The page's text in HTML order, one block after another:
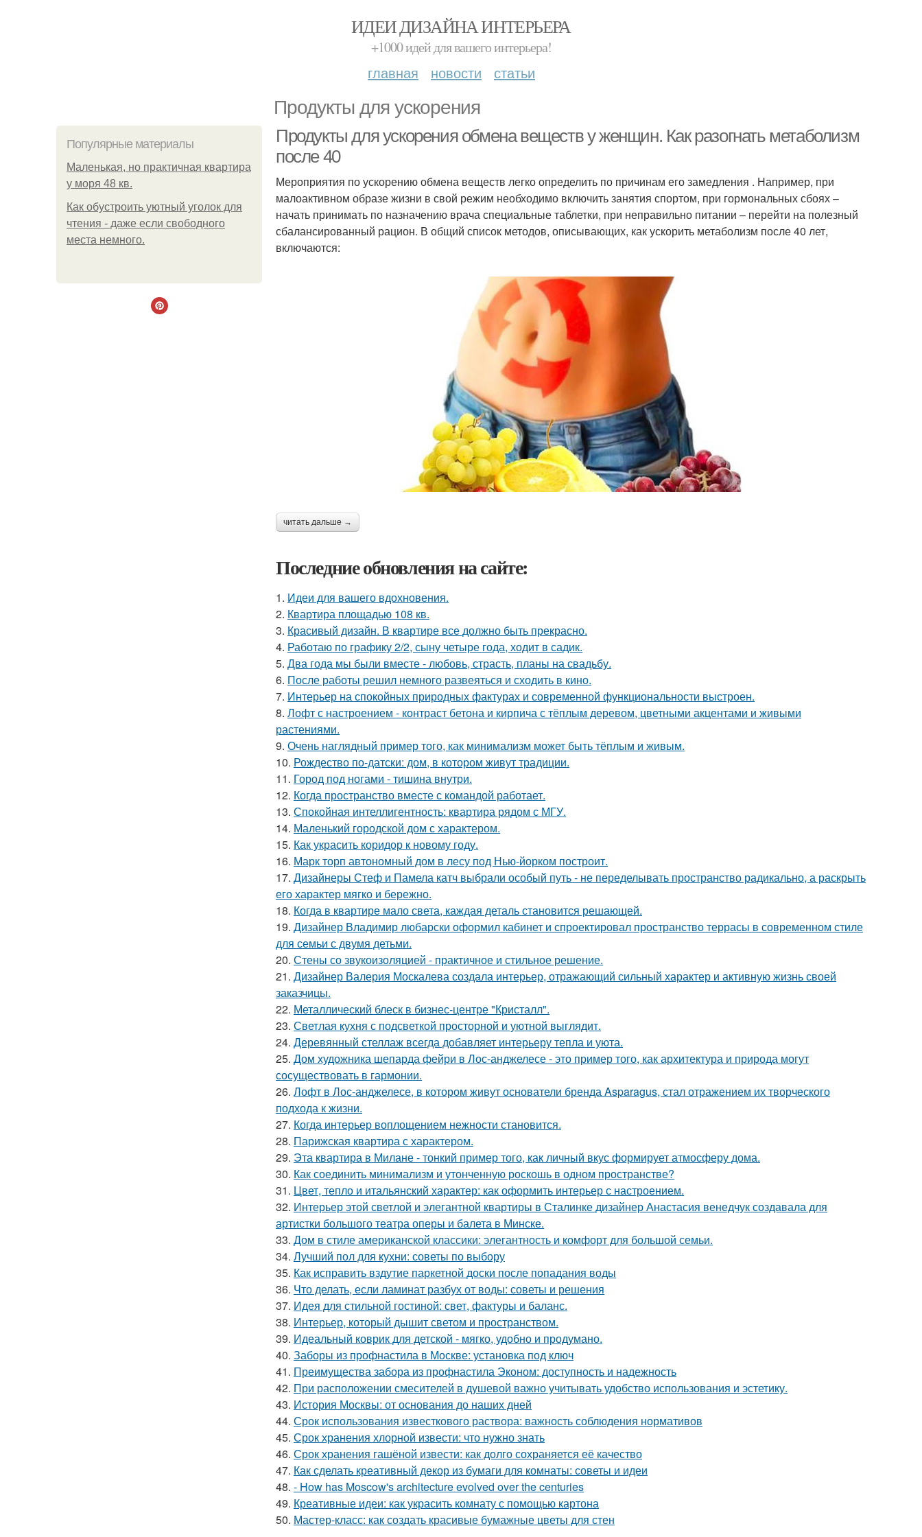
ИДЕИ ДИЗАЙНА ИНТЕРЬЕРА
+1000 идей для вашего интерьера!
главная новости статьи
Продукты для ускорения
Популярные материалы
Маленькая, но практичная квартира
у моря 48 кв.
Как обустроить уютный уголок для
чтения - даже если свободного
места немного.
Продукты для ускорения обмена веществ у женщин. Как разогнать метаболизм
после 40
Мероприятия по ускорению обмена веществ легко определить по причинам его замедления . Например, при
малоактивном образе жизни в свой режим необходимо включить занятия спортом, при гормональных сбоях –
начать принимать по назначению врача специальные таблетки, при неправильно питании – перейти на полезный
сбалансированный рацион. В общий список методов, описывающих, как ускорить метаболизм после 40 лет,
включаются:
читать дальше →
Последние обновления на сайте:
1. Идеи для вашего вдохновения.
2. Квартира площадью 108 кв.
3. Красивый дизайн. В квартире все должно быть прекрасно.
4. Работаю по графику 2/2, сыну четыре года, ходит в садик.
5. Два года мы были вместе - любовь, страсть, планы на свадьбу.
6. После работы решил немного развеяться и сходить в кино.
7. Интерьер на спокойных природных фактурах и современной функциональности выстроен.
8. Лофт с настроением - контраст бетона и кирпича с тёплым деревом, цветными акцентами и живыми
растениями.
9. Очень наглядный пример того, как минимализм может быть тёплым и живым.
10. Рождество по-датски: дом, в котором живут традиции.
11. Город под ногами - тишина внутри.
12. Когда пространство вместе с командой работает.
13. Спокойная интеллигентность: квартира рядом с МГУ.
14. Маленький городской дом с характером.
15. Как украсить коридор к новому году.
16. Марк торп автономный дом в лесу под Нью-йорком построит.
17. Дизайнеры Стеф и Памела катч выбрали особый путь - не переделывать пространство радикально, а раскрыть
его характер мягко и бережно.
18. Когда в квартире мало света, каждая деталь становится решающей.
19. Дизайнер Владимир любарски оформил кабинет и спроектировал пространство террасы в современном стиле
для семьи с двумя детьми.
20. Стены со звукоизоляцией - практичное и стильное решение.
21. Дизайнер Валерия Москалева создала интерьер, отражающий сильный характер и активную жизнь своей
заказчицы.
22. Металлический блеск в бизнес-центре "Кристалл".
23. Светлая кухня с подсветкой просторной и уютной выглядит.
24. Деревянный стеллаж всегда добавляет интерьеру тепла и уюта.
25. Дом художника шепарда фейри в Лос-анджелесе - это пример того, как архитектура и природа могут
сосуществовать в гармонии.
26. Лофт в Лос-анджелесе, в котором живут основатели бренда Asparagus, стал отражением их творческого
подхода к жизни.
27. Когда интерьер воплощением нежности становится.
28. Парижская квартира с характером.
29. Эта квартира в Милане - тонкий пример того, как личный вкус формирует атмосферу дома.
30. Как соединить минимализм и утонченную роскошь в одном пространстве?
31. Цвет, тепло и итальянский характер: как оформить интерьер с настроением.
32. Интерьер этой светлой и элегантной квартиры в Сталинке дизайнер Анастасия венедчук создавала для
артистки большого театра оперы и балета в Минске.
33. Дом в стиле американской классики: элегантность и комфорт для большой семьи.
34. Лучший пол для кухни: советы по выбору
35. Как исправить вздутие паркетной доски после попадания воды
36. Что делать, если ламинат разбух от воды: советы и решения
37. Идея для стильной гостиной: свет, фактуры и баланс.
38. Интерьер, который дышит светом и пространством.
39. Идеальный коврик для детской - мягко, удобно и продумано.
40. Заборы из профнастила в Москве: установка под ключ
41. Преимущества забора из профнастила Эконом: доступность и надежность
42. При расположении смесителей в душевой важно учитывать удобство использования и эстетику.
43. История Москвы: от основания до наших дней
44. Срок использования известкового раствора: важность соблюдения нормативов
45. Срок хранения хлорной извести: что нужно знать
46. Срок хранения гашёной извести: как долго сохраняется её качество
47. Как сделать креативный декор из бумаги для комнаты: советы и идеи
48. - How has Moscow's architecture evolved over the centuries
49. Креативные идеи: как украсить комнату с помощью картона
50. Мастер-класс: как создать красивые бумажные цветы для стен